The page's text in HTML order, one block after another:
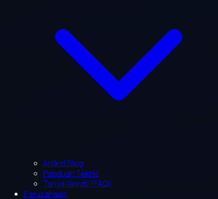
Artikel Blog
Panduan Teknis
Tanya Jawab (FAQ)
Perusahaan